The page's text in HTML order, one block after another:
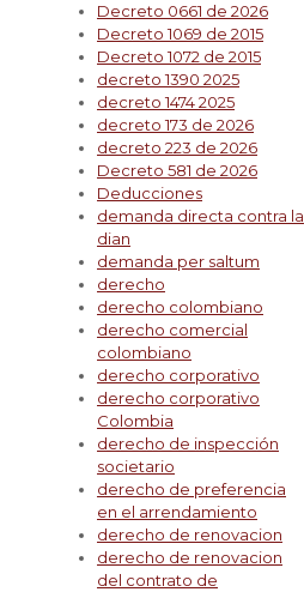
Decreto 0661 de 2026
Decreto 1069 de 2015
Decreto 1072 de 2015
decreto 1390 2025
decreto 1474 2025
decreto 173 de 2026
decreto 223 de 2026
Decreto 581 de 2026
Deducciones
demanda directa contra la
dian
demanda per saltum
derecho
derecho colombiano
derecho comercial
colombiano
derecho corporativo
derecho corporativo
Colombia
derecho de inspección
societario
derecho de preferencia
en el arrendamiento
derecho de renovacion
derecho de renovacion
del contrato de